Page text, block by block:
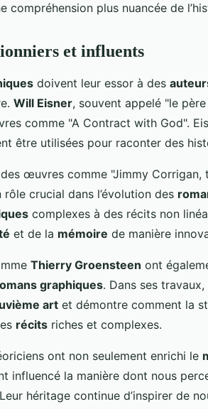
compréhension plus nuancée de
et influents
doivent leur essor à des
Will Eisner, souvent appelé "le
comme "A Contract with God".
être utilisées pour raconter des
œuvres comme "Jimmy Corrigan,
crucial dans l’évolution des
complexes à des récits non
et de la mémoire de manière
Thierry Groensteen ont
graphiques. Dans ses
art et démontre comment la
récits riches et complexes.
ont non seulement enrichi le
influencé la manière dont nous
héritage continue d’inspirer de